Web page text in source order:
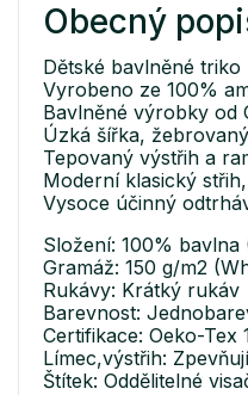
Obecný
Dětské bavlněné triko
Vyrobeno ze 100%
Bavlněné výrobky od
Úzká šířka,
Tepovaný výstřih a
Moderní klasický
Vysoce účinný
Složení: 100%
Gramáž: 150 g/m2
Rukávy: Krátký rukáv
Barevnost:
Certifikace: Oeko-Tex
Límec,výstřih:
Štítek: Oddělitelné